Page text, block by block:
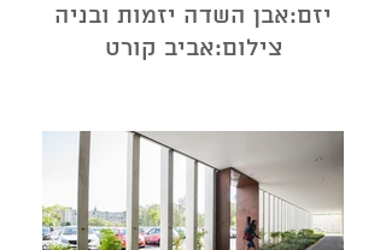
יזם:אבן השדה יזמות ובניה
צילום:אביב קורט